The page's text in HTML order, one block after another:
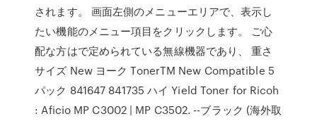
されます。 画面左側のメニューエリアで、表示し
たい機能のメニュー項目をクリックします。 ご心
配な方はで定められている無線機器であり、 重さ
サイズ New ヨーク TonerTM New Compatible 5
パック 841647 841735 ハイ Yield Toner for Ricoh
: Aficio MP C3002 | MP C3502. --ブラック (海外取